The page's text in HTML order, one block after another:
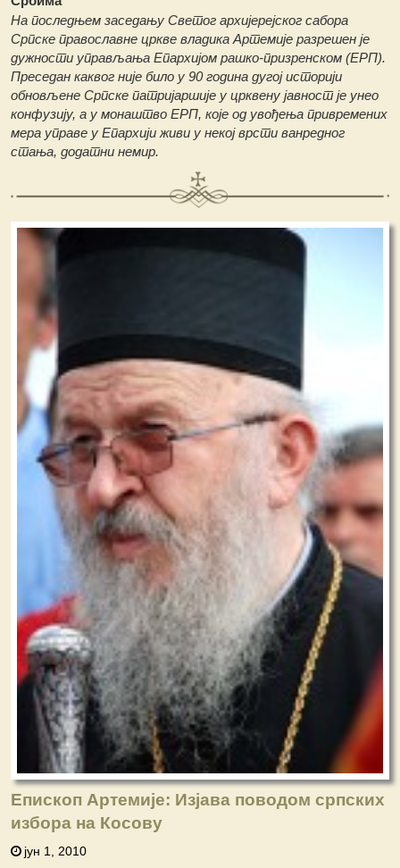
На последњем заседању Светог архијерејског сабора
Српске православне цркве владика Артемије разрешен је
дужности управљања Епархијом рашко-призренском (ЕРП).
Преседан каквог није било у 90 година дугој историји
обновљене Српске патријаршије у црквену јавност је унео
конфузију, а у монаштво ЕРП, које од увођења привремених
мера управе у Епархији живи у некој врсти ванредног
стања, додатни немир.
Епископ Артемије: Изјава поводом српских
избора на Косову
јун 1, 2010